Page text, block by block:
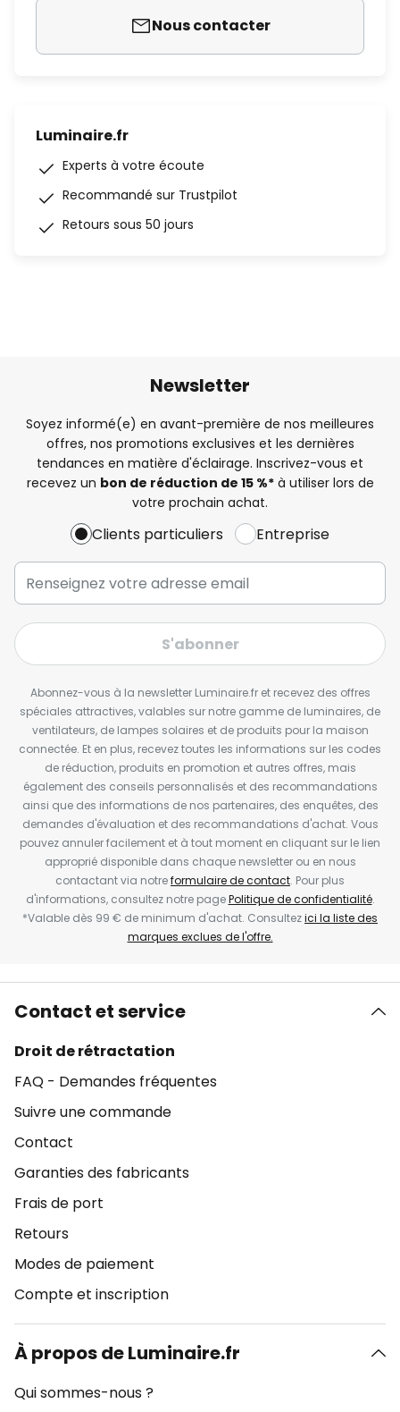
Nous contacter
Luminaire.fr
Experts à votre écoute
Recommandé sur Trustpilot
Retours sous 50 jours
Newsletter
Soyez informé(e) en avant-première de nos meilleures
offres, nos promotions exclusives et les dernières
tendances en matière d'éclairage. Inscrivez-vous et
recevez un bon de réduction de 15 %*à utiliser lors de
votre prochain achat.
Clients particuliers Entreprise
S'abonner
Abonnez-vous à la newsletter Luminaire.fr et recevez des offres
spéciales attractives, valables sur notre gamme de luminaires, de
ventilateurs, de lampes solaires et de produits pour la maison
connectée. Et en plus, recevez toutes les informations sur les codes
de réduction, produits en promotion et autres offres, mais
également des conseils personnalisés et des recommandations
ainsi que des informations de nos partenaires, des enquêtes, des
demandes d'évaluation et des recommandations d'achat. Vous
pouvez annuler facilement et à tout moment en cliquant sur le lien
approprié disponible dans chaque newsletter ou en nous
contactant via notreformulaire de contact. Pour plus
d'informations, consultez notre pagePolitique de confidentialité.
*Valable dès 99 € de minimum d'achat. Consultezici la liste des
marques exclues de l'offre.
Contact et service
Droit de rétractation
FAQ - Demandes fréquentes
Suivre une commande
Contact
Garanties des fabricants
Frais de port
Retours
Modes de paiement
Compte et inscription
À propos de Luminaire.fr
Qui sommes-nous ?